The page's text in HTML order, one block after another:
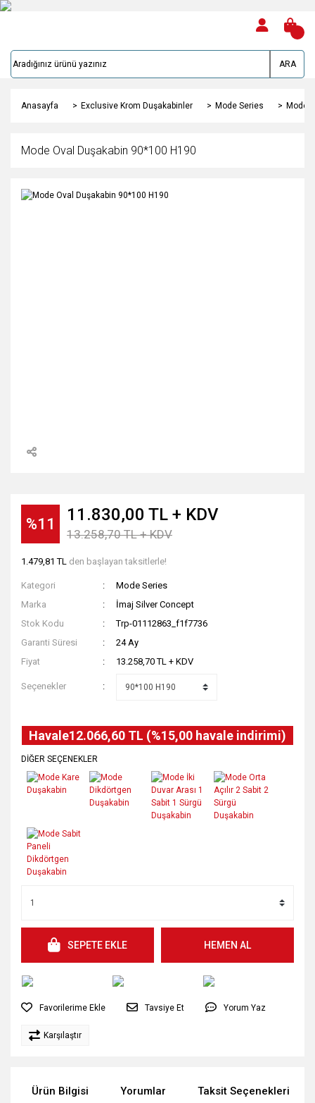
ARA
Anasayfa Exclusive Krom Duşakabinler Mode Series Mode
Mode Oval Duşakabin 90*100 H190
%11 11.830,00 TL + KDV
13.258,70 TL + KDV
1.479,81 TL den başlayan taksitlerle!
Kategori
Mode Series
Marka
İmaj Silver Concept
Stok Kodu
Trp-01112863_f1f7736
Garanti Süresi
24 Ay
Fiyat
13.258,70 TL + KDV
Seçenekler
Havale12.066,60 TL (%15,00 havale indirimi)
DİĞER SEÇENEKLER
SEPETE EKLE HEMEN AL
Tavsiye Et Yorum Yaz
Karşılaştır
Ürün Bilgisi Yorumlar Taksit Seçenekleri